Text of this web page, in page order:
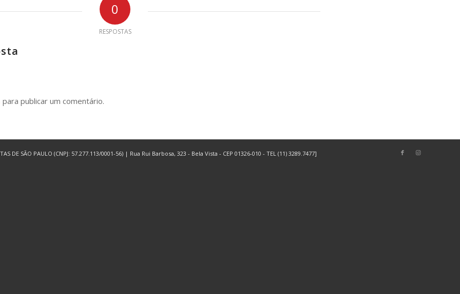
0
RESPOSTAS
para publicar um comentário.
DE SÃO PAULO (CNPJ: 57.277.113/0001-56) | Rua Rui Barbosa, 323 - Bela Vista - CEP 01326-010 - TEL (11) 3289.7477]